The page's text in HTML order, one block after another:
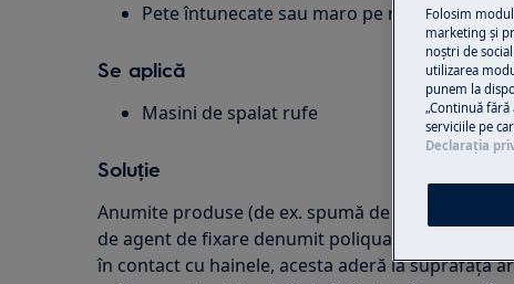
Pete întunecate sau maro pe rufe
Se aplică
Masini de spalat rufe
Soluție
Anumite produse (de ex. spumă de păr, șampon)
de agent de fixare denumit poliquaternium
în contact cu hainele, acesta aderă la suprafața
Folosim
marketing și
noștri de
utilizarea
punem la
„Continuă fără
serviciile pe
Declaraţia